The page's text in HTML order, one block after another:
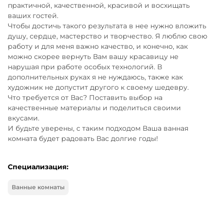
практичной, качественной, красивой и восхищать
ваших гостей.
Чтобы достичь такого результата в нее нужно вложить
душу, сердце, мастерство и творчество. Я люблю свою
работу и для меня важно качество, и конечно, как
можно скорее вернуть Вам вашу красавицу не
нарушая при работе особых технологий. В
дополнительных руках я не нуждаюсь, также как
художник не допустит другого к своему шедевру.
Что требуется от Вас? Поставить выбор на
качественные материалы и поделиться своими
вкусами.
И будьте уверены, с таким подходом Ваша ванная
комната будет радовать Вас долгие годы!
Специализация:
Ванные комнаты